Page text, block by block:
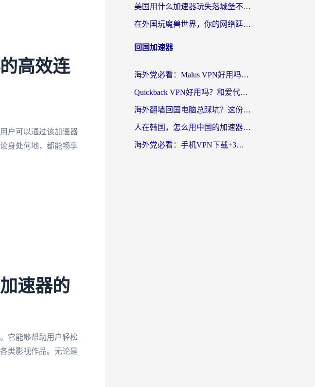
高效连
户可以通过该加速器
身处何地，都能畅享
速器的
它能够帮助用户轻松
类影视作品。无论是
美国用什么加速器玩失落城堡不卡？海外党亲测有效的国服游戏加速指南
在外国玩魔兽世界，你的网络延迟是最大的敌人
回国加速器
海外党必看：Malus VPN好用吗？和迅猛兔VPN对比哪个回国效果更好？附真实体验与避坑指南
Quickback VPN好用吗？和爱代理VPN对比哪个回国效果更好？
海外翻墙回国电脑总踩坑？这份实测指南帮你选对加速器（附ChickCNinitapMalus对比）
人在韩国，怎么用中国的加速器刷剧打游戏？这份真实体验指南给你答案
海外党必看：手机VPN下载+3步选对回国加速器，无缝刷国内资源不再愁